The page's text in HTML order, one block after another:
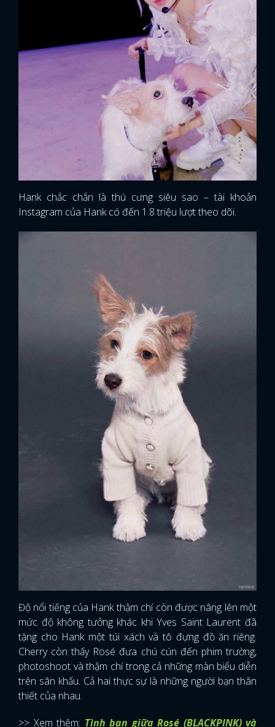
Hank chắc chắn là thú cưng siêu sao – tài khoản
Instagram của Hank có đến 1.8 triệu lượt theo dõi.
Độ nổi tiếng của Hank thậm chí còn được nâng lên một
mức độ không tưởng khác khi Yves Saint Laurent đã
tặng cho Hank một túi xách và tô đựng đồ ăn riêng.
Cherry còn thấy Rosé đưa chú cún đến phim trường,
photoshoot và thậm chí trong cả những màn biểu diễn
trên sân khấu. Cả hai thực sự là những người bạn thân
thiết của nhau.
>> Xem thêm: Tình bạn giữa Rosé (BLACKPINK) và